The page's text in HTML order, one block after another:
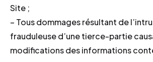
Site ;
– Tous dommages résultant de
frauduleuse d’une tierce-partie
modifications des informations